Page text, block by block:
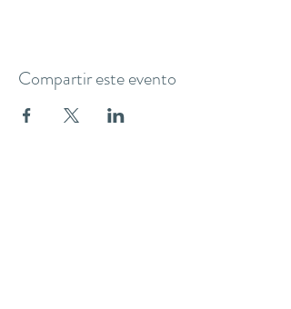
Compartir este evento